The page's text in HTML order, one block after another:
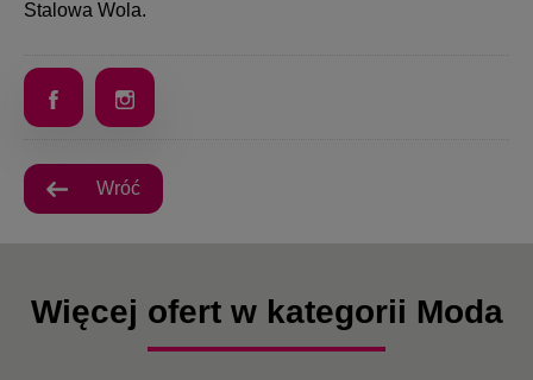
Stalowa Wola.
Wróć
Więcej ofert w kategorii Moda